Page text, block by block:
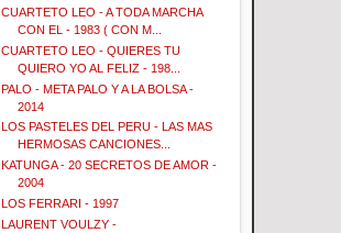
CUARTETO LEO - A TODA MARCHA
CON EL - 1983 ( CON M...
CUARTETO LEO - QUIERES TU
QUIERO YO AL FELIZ - 198...
PALO - META PALO Y A LA BOLSA -
2014
LOS PASTELES DEL PERU - LAS MAS
HERMOSAS CANCIONES...
KATUNGA - 20 SECRETOS DE AMOR -
2004
LOS FERRARI - 1997
LAURENT VOULZY -